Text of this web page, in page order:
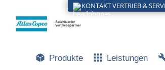
Produkte Leistungen
KONTAKT VERTRIEB &